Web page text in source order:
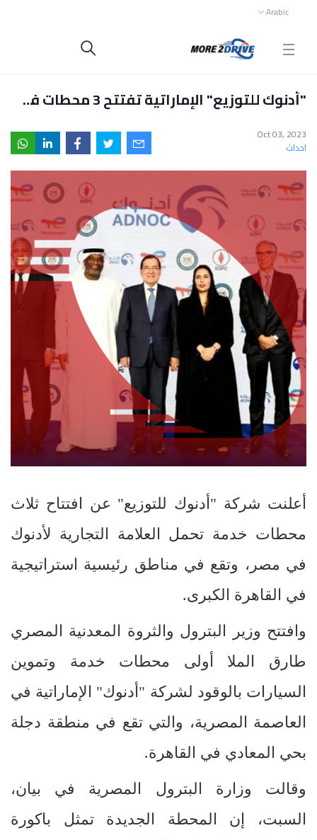
Arabic
"أدنوك للتوزيع" الإماراتية تفتتح 3 محطات في مصر
Oct 03, 2023
احداث
أعلنت شركة "أدنوك للتوزيع" عن افتتاح ثلاث
محطات خدمة تحمل العلامة التجارية لأدنوك
في مصر، وتقع في مناطق رئيسية استراتيجية
في القاهرة الكبرى.
وافتتح وزير البترول والثروة المعدنية المصري
طارق الملا أولى محطات خدمة وتموين
السيارات بالوقود لشركة "أدنوك" الإماراتية في
العاصمة المصرية، والتي تقع في منطقة دجلة
بحي المعادي في القاهرة.
وقالت وزارة البترول المصرية في بيان،
السبت، إن المحطة الجديدة تمثل باكورة